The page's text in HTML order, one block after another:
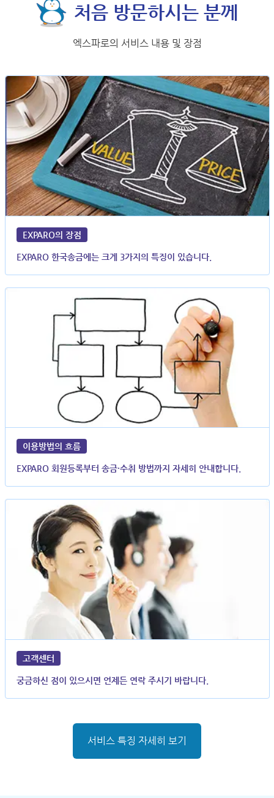
처음 방문하시는 분께
엑스파로의 서비스 내용 및 장점
EXPARO의 장점
EXPARO 한국송금에는 크게 3가지의 특징이 있습니다.
이용방법의 흐름
EXPARO 회원등록부터 송금·수취 방법까지 자세히 안내합니다.
고객센터
궁금하신 점이 있으시면 언제든 연락 주시기 바랍니다.
서비스 특징 자세히 보기